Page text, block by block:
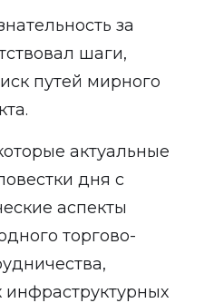
за
шаги,
путей мирного
актуальные
дня с
аспекты
торгово-